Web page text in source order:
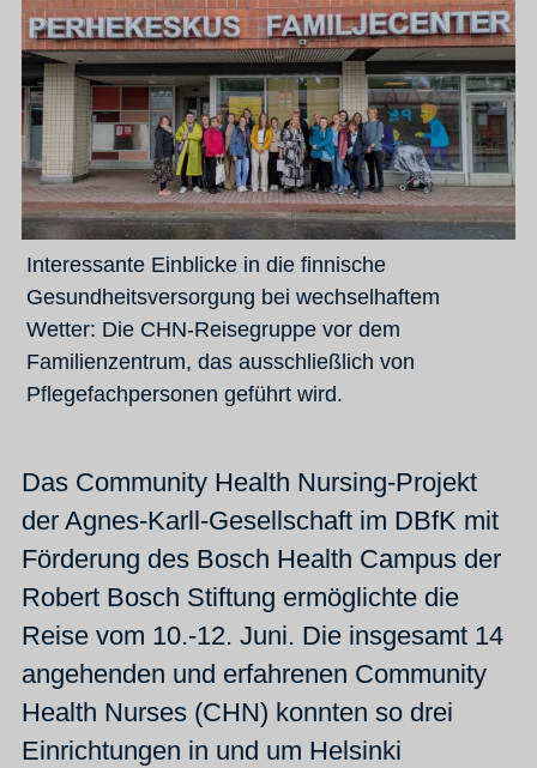
Interessante Einblicke in die finnische
Gesundheitsversorgung bei wechselhaftem
Wetter: Die CHN-Reisegruppe vor dem
Familienzentrum, das ausschließlich von
Pflegefachpersonen geführt wird.
Das Community Health Nursing-Projekt
der Agnes-Karll-Gesellschaft im DBfK mit
Förderung des Bosch Health Campus der
Robert Bosch Stiftung ermöglichte die
Reise vom 10.-12. Juni. Die insgesamt 14
angehenden und erfahrenen Community
Health Nurses (CHN) konnten so drei
Einrichtungen in und um Helsinki